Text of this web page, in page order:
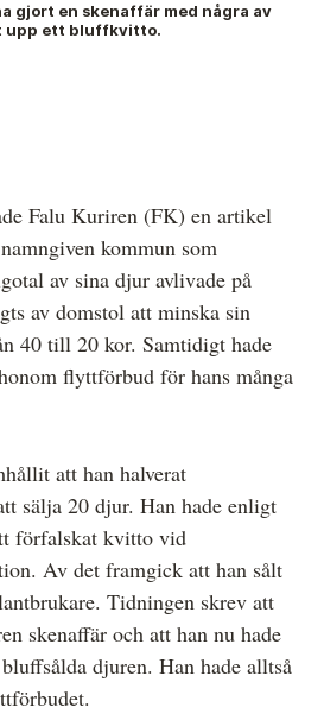
Medieombudsman
– så går det till
hos MO
kan pröva
anslutna medier
och MO
gjort en skenaffär med några av
upp ett bluffkvitto.
Falu Kuriren (FK) en artikel
kommun som
av sina djur avlivade på
av domstol att minska sin
40 till 20 kor. Samtidigt hade
flyttförbud för hans många
att han halverat
sälja 20 djur. Han hade enligt
förfalskat kvitto vid
Av det framgick att han sålt
Tidningen skrev att
skenaffär och att han nu hade
djuren. Han hade alltså